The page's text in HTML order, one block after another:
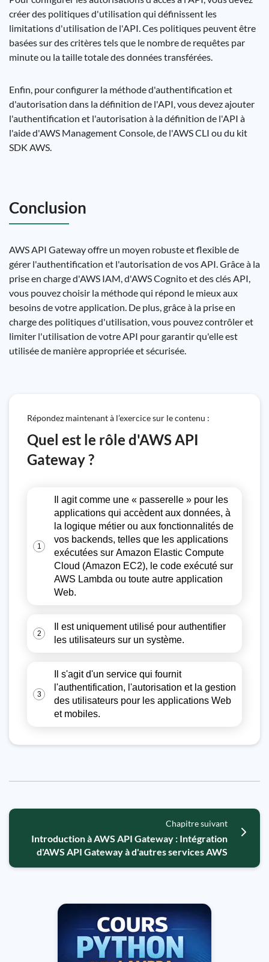
créer des politiques d'utilisation qui définissent les
limitations d'utilisation de l'API. Ces politiques peuvent être
basées sur des critères tels que le nombre de requêtes par
minute ou la taille totale des données transférées.
Enfin, pour configurer la méthode d'authentification et
d'autorisation dans la définition de l'API, vous devez ajouter
l'authentification et l'autorisation à la définition de l'API à
l'aide d'AWS Management Console, de l'AWS CLI ou du kit
SDK AWS.
Conclusion
AWS API Gateway offre un moyen robuste et flexible de
gérer l'authentification et l'autorisation de vos API. Grâce à la
prise en charge d'AWS IAM, d'AWS Cognito et des clés API,
vous pouvez choisir la méthode qui répond le mieux aux
besoins de votre application. De plus, grâce à la prise en
charge des politiques d'utilisation, vous pouvez contrôler et
limiter l'utilisation de votre API pour garantir qu'elle est
utilisée de manière appropriée et sécurisée.
Répondez maintenant à l’exercice sur le contenu :
Quel est le rôle d'AWS API
Gateway ?
1
Il agit comme une « passerelle » pour les
applications qui accèdent aux données, à
la logique métier ou aux fonctionnalités de
vos backends, telles que les applications
exécutées sur Amazon Elastic Compute
Cloud (Amazon EC2), le code exécuté sur
AWS Lambda ou toute autre application
Web.
2
Il est uniquement utilisé pour authentifier
les utilisateurs sur un système.
3
Il s'agit d'un service qui fournit
l'authentification, l'autorisation et la gestion
des utilisateurs pour les applications Web
et mobiles.
Chapitre suivant
Introduction à AWS API Gateway : Intégration
d'AWS API Gateway à d'autres services AWS